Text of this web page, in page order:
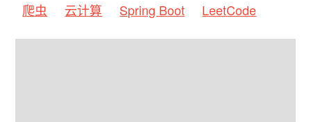
爬虫
云计算 Spring Boot LeetCode